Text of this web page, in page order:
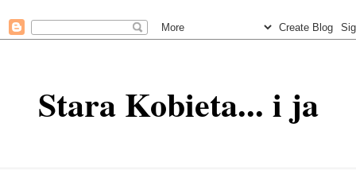
Stara Kobieta... i ja